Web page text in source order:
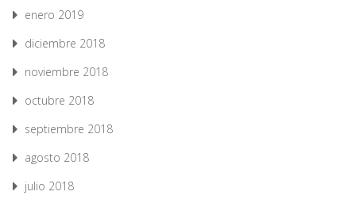
enero 2019
diciembre 2018
noviembre 2018
octubre 2018
septiembre 2018
agosto 2018
julio 2018